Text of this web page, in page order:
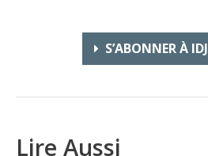
S’ABONNER À IDJ
Lire Aussi